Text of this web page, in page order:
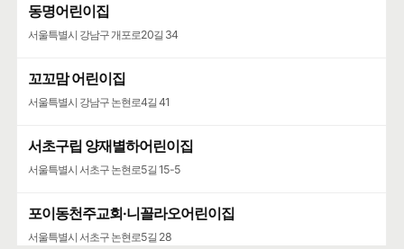
동명어린이집
서울특별시 강남구 개포로20길 34
꼬꼬맘 어린이집
서울특별시 강남구 논현로4길 41
서초구립 양재별하어린이집
서울특별시 서초구 논현로5길 15-5
포이동천주교회·니꼴라오어린이집
서울특별시 서초구 논현로5길 28